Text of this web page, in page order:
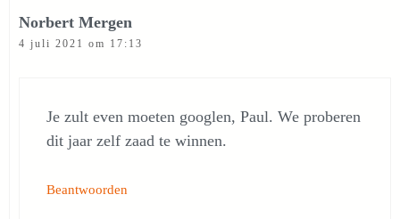
Norbert Mergen
4 juli 2021 om 17:13
Je zult even moeten googlen, Paul. We proberen
dit jaar zelf zaad te winnen.
Beantwoorden